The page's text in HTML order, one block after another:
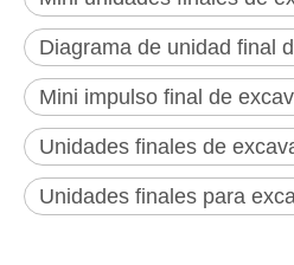
Diagrama de unidad final
Mini impulso final de
Unidades finales de
Unidades finales para